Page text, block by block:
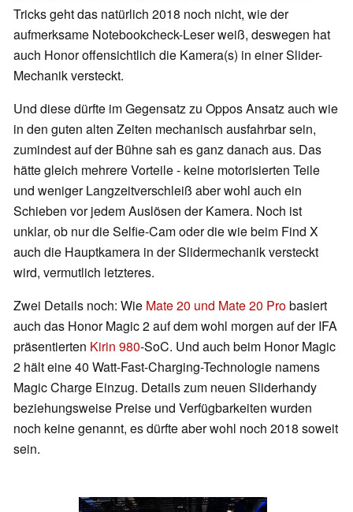
Tricks geht das natürlich 2018 noch nicht, wie der
aufmerksame Notebookcheck-Leser weiß, deswegen hat
auch Honor offensichtlich die Kamera(s) in einer Slider-
Mechanik versteckt.
Und diese dürfte im Gegensatz zu Oppos Ansatz auch wie
in den guten alten Zeiten mechanisch ausfahrbar sein,
zumindest auf der Bühne sah es ganz danach aus. Das
hätte gleich mehrere Vorteile - keine motorisierten Teile
und weniger Langzeitverschleiß aber wohl auch ein
Schieben vor jedem Auslösen der Kamera. Noch ist
unklar, ob nur die Selfie-Cam oder die wie beim Find X
auch die Hauptkamera in der Slidermechanik versteckt
wird, vermutlich letzteres.
Zwei Details noch: Wie Mate 20 und Mate 20 Probasiert
auch das Honor Magic 2 auf dem wohl morgen auf der IFA
präsentierten Kirin 980-SoC. Und auch beim Honor Magic
2 hält eine 40 Watt-Fast-Charging-Technologie namens
Magic Charge Einzug. Details zum neuen Sliderhandy
beziehungsweise Preise und Verfügbarkeiten wurden
noch keine genannt, es dürfte aber wohl noch 2018 soweit
sein.